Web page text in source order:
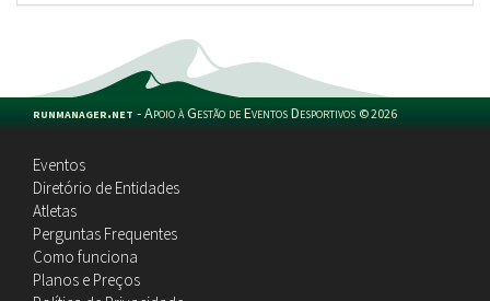
runmanager.net -Apoio à Gestão de Eventos Desportivos ©2026
Eventos
Diretório de Entidades
Atletas
Perguntas Frequentes
Como funciona
Planos e Preços